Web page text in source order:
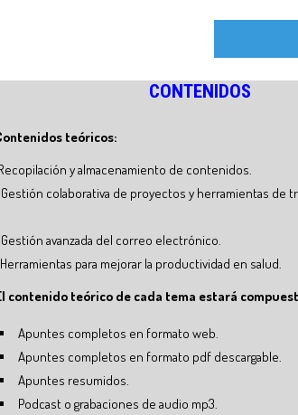
CONTENIDOS
teóricos:
Recopilación y almacenamiento de contenidos.
Gestión colaborativa de proyectos y herramientas de
Gestión avanzada del correo electrónico.
Herramientas para mejorar la productividad en salud.
contenido teórico de cada tema estará
Apuntes completos en formato web.
Apuntes completos en formato pdf descargable.
Apuntes resumidos.
Podcast o grabaciones de audio mp3.